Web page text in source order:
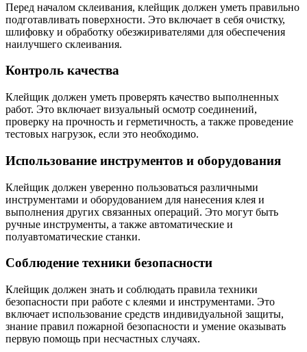
Перед началом склеивания, клейщик должен уметь правильно
подготавливать поверхности. Это включает в себя очистку,
шлифовку и обработку обезжиривателями для обеспечения
наилучшего склеивания.
Контроль качества
Клейщик должен уметь проверять качество выполненных
работ. Это включает визуальный осмотр соединений,
проверку на прочность и герметичность, а также проведение
тестовых нагрузок, если это необходимо.
Использование инструментов и оборудования
Клейщик должен уверенно пользоваться различными
инструментами и оборудованием для нанесения клея и
выполнения других связанных операций. Это могут быть
ручные инструменты, а также автоматические и
полуавтоматические станки.
Соблюдение техники безопасности
Клейщик должен знать и соблюдать правила техники
безопасности при работе с клеями и инструментами. Это
включает использование средств индивидуальной защиты,
знание правил пожарной безопасности и умение оказывать
первую помощь при несчастных случаях.